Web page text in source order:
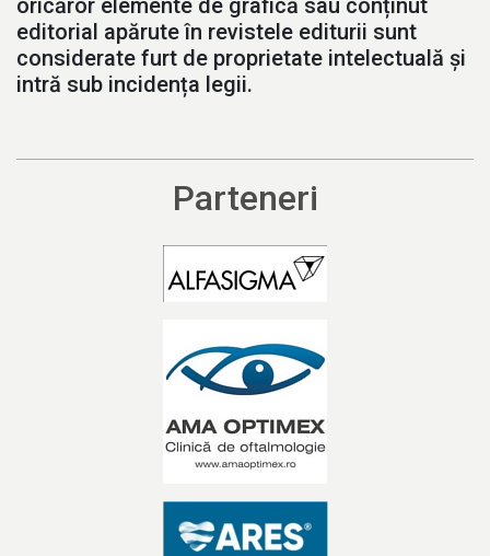
editorial apărute în revistele editurii sunt
considerate furt de proprietate intelectuală și
intră sub incidența legii.
Parteneri